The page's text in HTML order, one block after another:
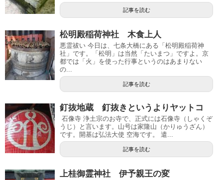
記事を読む
松明殿稲荷神社 木食上人
悪霊祓い 今日は、七条大橋にある「松明殿稲荷神
社」です。「松明」は当然「たいまつ」ですよ。京
都では「火」を使った行事というのはあまりない
の...
記事を読む
釘抜地蔵 釘抜きというよりヤットコ
石像寺 浄土宗のお寺で、正式には石像寺（しゃくぞ
うじ）と言います。山号は家隆山（かりゅうざん）
です。開基は弘法大使 空海です。 遣...
記事を読む
上桂御霊神社 伊予親王の変